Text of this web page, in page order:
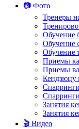
📷 Фото
Тренеры
Обучение
Обучение
Обучение
Приемы
Приемы
Кендзюцу
Занятия
Занятия
🎬 Видео